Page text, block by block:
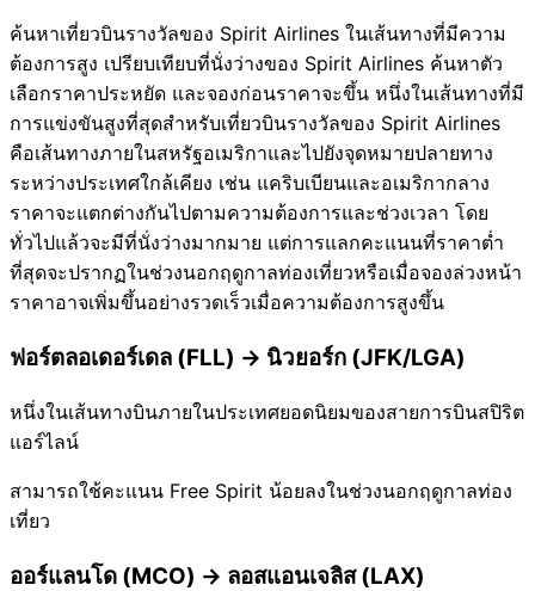
ค้นหาเที่ยวบินรางวัลของ Spirit Airlines ในเส้นทางที่มีความ
ต้องการสูง เปรียบเทียบที่นั่งว่างของ Spirit Airlines ค้นหาตัว
เลือกราคาประหยัด และจองก่อนราคาจะขึ้น หนึ่งในเส้นทางที่มี
การแข่งขันสูงที่สุดสำหรับเที่ยวบินรางวัลของ Spirit Airlines
คือเส้นทางภายในสหรัฐอเมริกาและไปยังจุดหมายปลายทาง
ระหว่างประเทศใกล้เคียง เช่น แคริบเบียนและอเมริกากลาง
ราคาจะแตกต่างกันไปตามความต้องการและช่วงเวลา โดย
ทั่วไปแล้วจะมีที่นั่งว่างมากมาย แต่การแลกคะแนนที่ราคาต่ำ
ที่สุดจะปรากฏในช่วงนอกฤดูกาลท่องเที่ยวหรือเมื่อจองล่วงหน้า
ราคาอาจเพิ่มขึ้นอย่างรวดเร็วเมื่อความต้องการสูงขึ้น
ฟอร์ตลอเดอร์เดล (FLL) → นิวยอร์ก (JFK/LGA)
หนึ่งในเส้นทางบินภายในประเทศยอดนิยมของสายการบินสปิริต
แอร์ไลน์
สามารถใช้คะแนน Free Spirit น้อยลงในช่วงนอกฤดูกาลท่อง
เที่ยว
ออร์แลนโด (MCO) → ลอสแอนเจลิส (LAX)